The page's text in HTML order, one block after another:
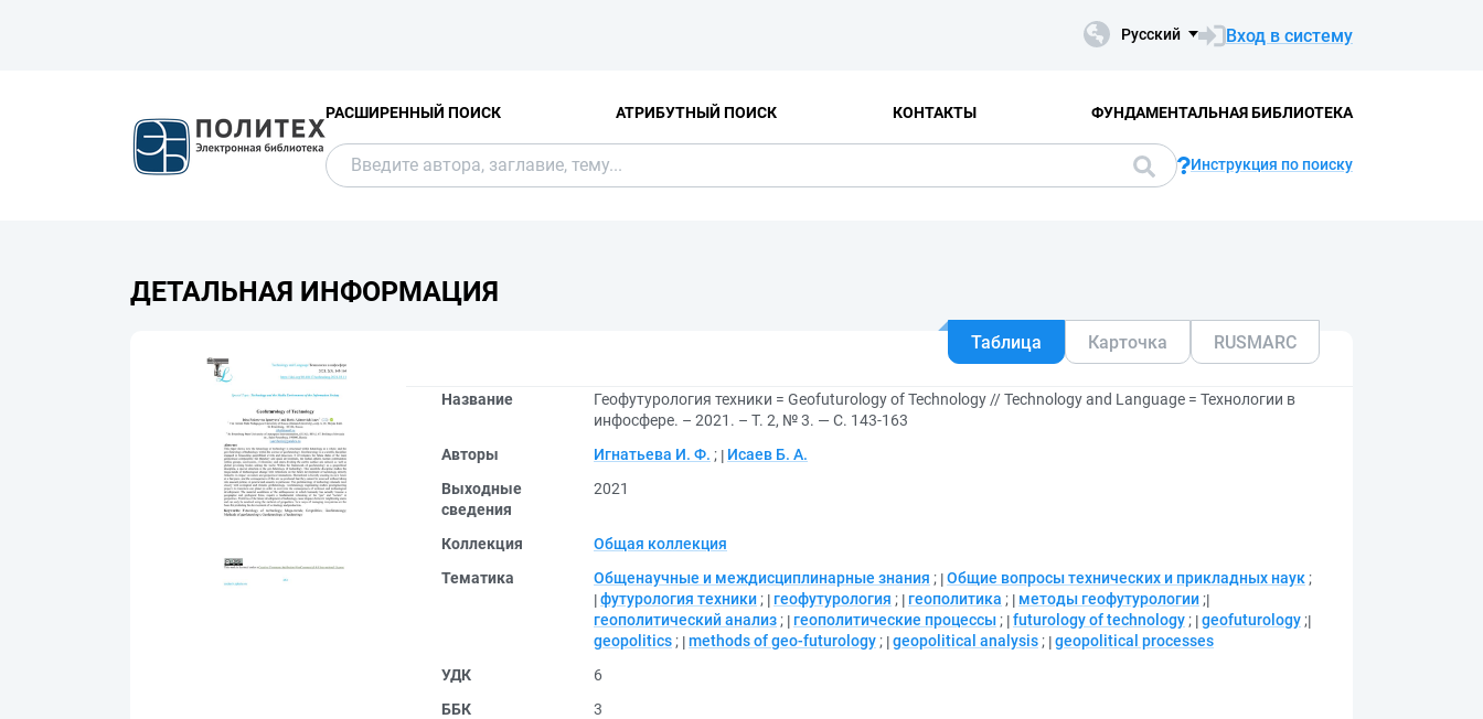
Русский Вход в систему
РАСШИРЕННЫЙ ПОИСК АТРИБУТНЫЙ ПОИСК КОНТАКТЫ ФУНДАМЕНТАЛЬНАЯ БИБЛИОТЕКА
Инструкция по поиску
ДЕТАЛЬНАЯ ИНФОРМАЦИЯ
Таблица Карточка RUSMARC
Название
Геофутурология техники = Geofuturology of Technology // Technology and Language = Технологии в
инфосфере. – 2021. – Т. 2, № 3. — С. 143-163
Авторы
Игнатьева И. Ф. ;
Исаев Б. А.
Выходные
сведения
2021
Коллекция
Общая коллекция
Тематика
Общенаучные и междисциплинарные знания ; Общие вопросы технических и прикладных наук ;
футурология техники ; геофутурология ; геополитика ; методы геофутурологии ;
геополитический анализ ; геополитические процессы ; futurology of technology ; geofuturology ;
geopolitics ; methods of geo-futurology ; geopolitical analysis ; geopolitical processes
УДК
6
ББК
3